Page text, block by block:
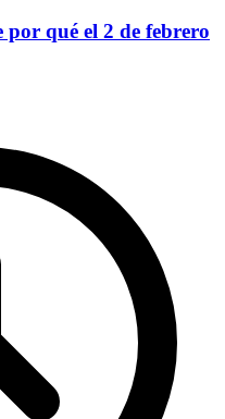
qué el 2 de febrero